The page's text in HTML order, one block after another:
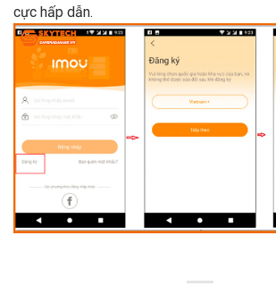
cực hấp dẫn.